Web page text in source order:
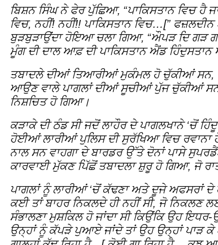
ਬਿਸ਼ਨ ਸਿੰਘ ਨੇ ਫੇਰ ਪੁੱਛਿਆ, “ਪਾਕਿਸਤਾਨ ਵਿਚ ਹੈ
ਵਿਚ, ਨਹੀਂ! ਨਹੀਂ!! ਪਾਕਿਸਤਾਨ ਵਿਚ…[”
ਬੁੜਬੁੜਾਉਂਦਾ ਹੋਇਆ ਚਲਾ ਗਿਆ, “ਔਪੜ ਦਿ ਗੜ
ਮੂੰਗ ਦੀ ਦਾਲ ਆਫ਼ ਦੀ ਪਾਕਿਸਤਾਨ ਐਂਡ
ਤਬਾਦਲੇ ਦੀਆਂ ਤਿਆਰੀਆਂ ਮੁਕੰਮਲ ਹੋ ਚੁੱਕੀਆਂ
ਆਉਣ ਵਾਲੇ ਪਾਗਲਾਂ ਦੀਆਂ ਸੂਚੀਆਂ ਪੁੱਜ ਚੁੱਕੀਆਂ ਸਨ
ਨਿਸ਼ਚਿਤ ਹੋ ਗਿਆ।
ਕੜਾਕੇ ਦੀ ਠੰਡ ਸੀ ਜਦੋਂ ਲਾਹੌਰ ਦੇ ਪਾਗਲਖਾਨੇ ‘ਚੋਂ
ਹੋਈਆਂ ਲਾਰੀਆਂ ਪੁਲਿਸ ਦੀ ਸੁਰੱਖਿਆ ਵਿਚ
ਨਾਲ ਸਨ ਵਾਹਗਾ ਦੇ ਬਾਰਡਰ ਉੱਤੇ ਦੋਨਾਂ ਪਾਸੇ
ਕਾਰਵਾਈ ਮੁੱਕਣ ਪਿੱਛੋਂ ਤਬਾਦਲਾ ਸ਼ੁਰੂ ਹੋ ਗਿਆ, ਜੋ
ਪਾਗਲਾਂ ਨੂੰ ਲਾਰੀਆਂ ‘ਚੋਂ ਕੱਢਣਾ ਅਤੇ ਦੂਜੇ ਅਫਸਰਾਂ ਦੇ
ਕਈ ਤਾਂ ਬਾਹਰ ਨਿਕਲਦੇ ਹੀ ਨਹੀਂ ਸੀ, ਜੋ ਨਿਕਲਣ
ਸੰਭਾਲਣਾ ਮੁਸ਼ਕਿਲ ਹੋ ਜਾਂਦਾ ਸੀ ਕਿਉਂਕਿ ਉਹ
ਉਨ੍ਹਾਂ ਨੂੰ ਕੱਪੜੇ ਪੁਆਏ ਜਾਂਦੇ ਤਾਂ ਉਹ ਉਨ੍ਹਾਂ ਪਾੜ